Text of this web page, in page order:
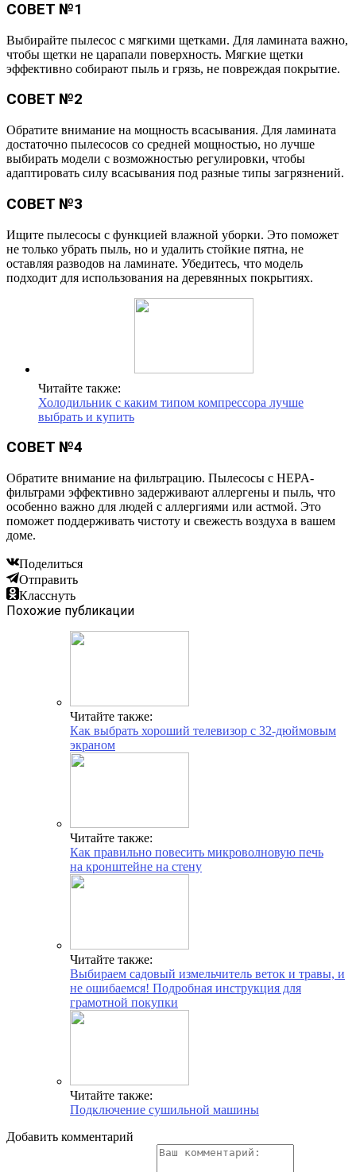
СОВЕТ №1
Выбирайте пылесос с мягкими щетками. Для ламината важно,
чтобы щетки не царапали поверхность. Мягкие щетки
эффективно собирают пыль и грязь, не повреждая покрытие.
СОВЕТ №2
Обратите внимание на мощность всасывания. Для ламината
достаточно пылесосов со средней мощностью, но лучше
выбирать модели с возможностью регулировки, чтобы
адаптировать силу всасывания под разные типы загрязнений.
СОВЕТ №3
Ищите пылесосы с функцией влажной уборки. Это поможет
не только убрать пыль, но и удалить стойкие пятна, не
оставляя разводов на ламинате. Убедитесь, что модель
подходит для использования на деревянных покрытиях.
Читайте также:
Холодильник с каким типом компрессора лучше
выбрать и купить
СОВЕТ №4
Обратите внимание на фильтрацию. Пылесосы с HEPA-
фильтрами эффективно задерживают аллергены и пыль, что
особенно важно для людей с аллергиями или астмой. Это
поможет поддерживать чистоту и свежесть воздуха в вашем
доме.
Поделиться
Отправить
Класснуть
Похожие публикации
Читайте также:
Как выбрать хороший телевизор с 32-дюймовым
экраном
Читайте также:
Как правильно повесить микроволновую печь
на кронштейне на стену
Читайте также:
Выбираем садовый измельчитель веток и травы, и
не ошибаемся! Подробная инструкция для
грамотной покупки
Читайте также:
Подключение сушильной машины
Добавить комментарий